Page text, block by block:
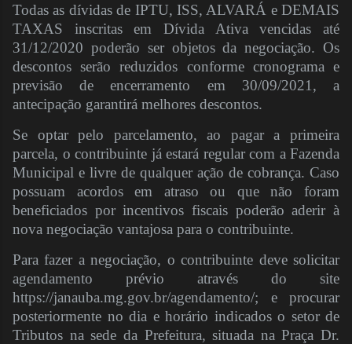
Todas as dívidas de IPTU, ISS, ALVARÁ e DEMAIS
TAXAS inscritas em Dívida Ativa vencidas até
31/12/2020 poderão ser objetos da negociação. Os
descontos serão reduzidos conforme cronograma e
previsão de encerramento em 30/09/2021, a
antecipação garantirá melhores descontos.
Se optar pelo parcelamento, ao pagar a primeira
parcela, o contribuinte já estará regular com a Fazenda
Municipal e livre de qualquer ação de cobrança. Caso
possuam acordos em atraso ou que não foram
beneficiados por incentivos fiscais poderão aderir à
nova negociação vantajosa para o contribuinte.
Para fazer a negociação, o contribuinte deve solicitar
agendamento prévio através do site
https://janauba.mg.gov.br/agendamento/; e procurar
posteriormente no dia e horário indicados o setor de
Tributos na sede da Prefeitura, situada na Praça Dr.